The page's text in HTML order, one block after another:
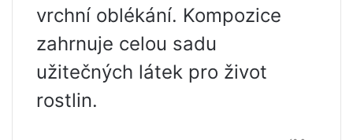
vrchní oblékání. Kompozice
zahrnuje celou sadu
užitečných látek pro život
rostlin.